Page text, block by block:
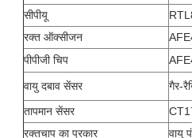
सीपीयू
रक्त ऑक्सीजन
पीपीजी चिप
वायु दबाव सेंसर
गैर-
तापमान सेंसर
रक्तचाप का प्रकार
वायु